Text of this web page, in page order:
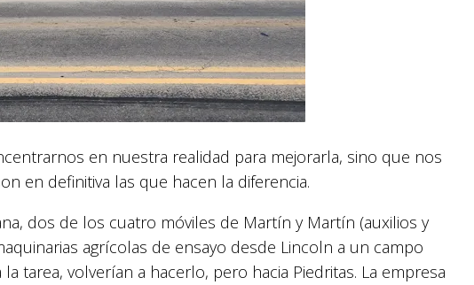
en nuestra realidad para mejorarla, sino que nos
en definitiva las que hacen la diferencia.
dos de los cuatro móviles de Martín y Martín (auxilios y
agrícolas de ensayo desde Lincoln a un campo
tarea, volverían a hacerlo, pero hacia Piedritas. La empresa